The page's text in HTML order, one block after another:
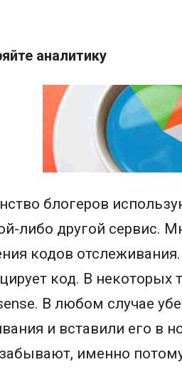
аналитику
блогеров
либо другой сервис.
кодов
код. В некоторых
В любом случае
и вставили его в
именно